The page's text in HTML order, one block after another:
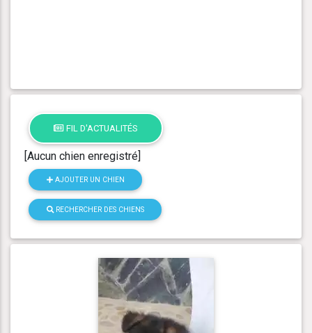
FIL D'ACTUALITÉS
[Aucun chien enregistré]
AJOUTER UN CHIEN
RECHERCHER DES CHIENS